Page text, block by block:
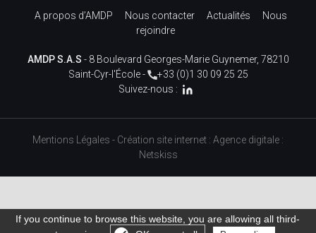
A propos d’AMDP Nous contacter Actualités
Nous
rejoindre
AMDP S.A.S - 8 Boulevard Georges-Marie Guynemer, 78210
Saint-Cyr-l'École -
+33 (0)1 30 09 25 25
Suivez-nous :
Mentions Légales - Création site internet : Agence digitale :
Netskiss
If you continue to browse this website, you are allowing all third-